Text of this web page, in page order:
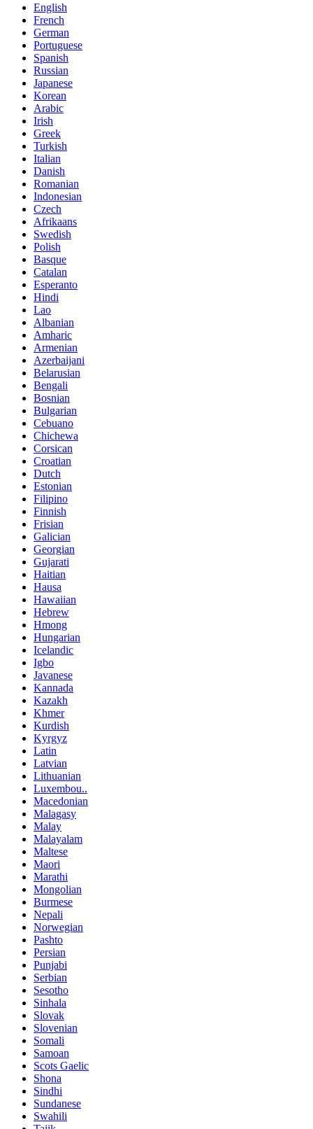
English
French
German
Portuguese
Spanish
Russian
Japanese
Korean
Arabic
Irish
Greek
Turkish
Italian
Danish
Romanian
Indonesian
Czech
Afrikaans
Swedish
Polish
Basque
Catalan
Esperanto
Hindi
Lao
Albanian
Amharic
Armenian
Azerbaijani
Belarusian
Bengali
Bosnian
Bulgarian
Cebuano
Chichewa
Corsican
Croatian
Dutch
Estonian
Filipino
Finnish
Frisian
Galician
Georgian
Gujarati
Haitian
Hausa
Hawaiian
Hebrew
Hmong
Hungarian
Icelandic
Igbo
Javanese
Kannada
Kazakh
Khmer
Kurdish
Kyrgyz
Latin
Latvian
Lithuanian
Luxembou..
Macedonian
Malagasy
Malay
Malayalam
Maltese
Maori
Marathi
Mongolian
Burmese
Nepali
Norwegian
Pashto
Persian
Punjabi
Serbian
Sesotho
Sinhala
Slovak
Slovenian
Somali
Samoan
Scots Gaelic
Shona
Sindhi
Sundanese
Swahili